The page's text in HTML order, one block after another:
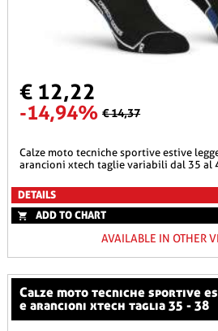
€ 12,22
-14,94% € 14,37
calze moto tecniche sportive estive leggere corte grigie e
arancioni xtech taglie variabili dal 35 al
DETAILS
ADD TO CHART
AVAILABLE IN OTHER
calze moto tecniche sportive estive leggere grigie
e arancioni xtech taglia 35 - 38